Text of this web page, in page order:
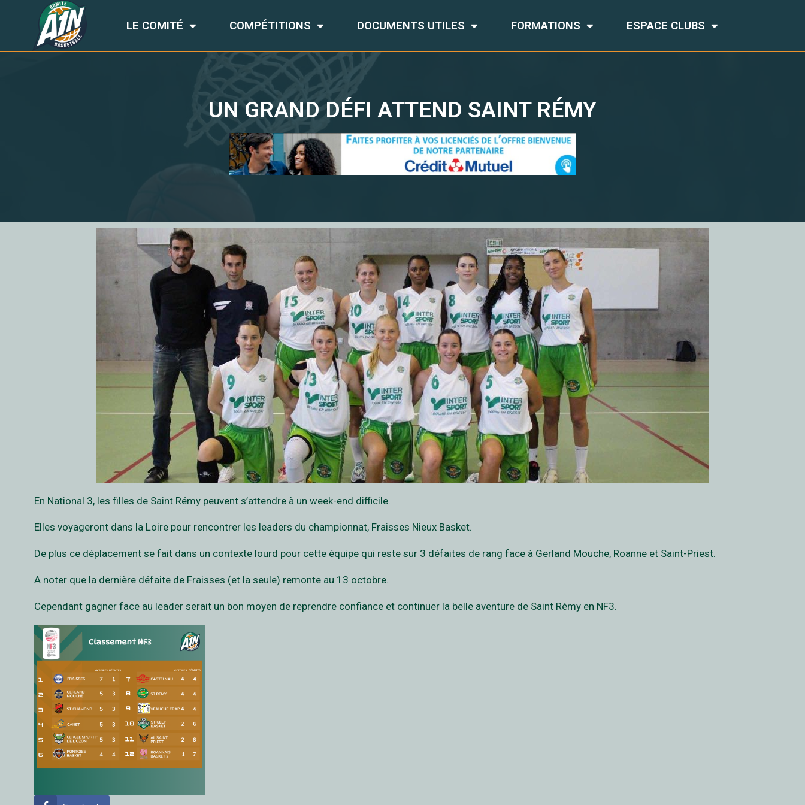
LE COMITÉ COMPÉTITIONS DOCUMENTS UTILES FORMATIONS ESPACE CLUBS
UN GRAND DÉFI ATTEND SAINT RÉMY
En National 3, les filles de Saint Rémy peuvent s’attendre à un week-end difficile.
Elles voyageront dans la Loire pour rencontrer les leaders du championnat, Fraisses Nieux Basket.
De plus ce déplacement se fait dans un contexte lourd pour cette équipe qui reste sur 3 défaites de rang face à Gerland Mouche, Roanne et Saint-Priest.
A noter que la dernière défaite de Fraisses (et la seule) remonte au 13 octobre.
Cependant gagner face au leader serait un bon moyen de reprendre confiance et continuer la belle aventure de Saint Rémy en NF3.